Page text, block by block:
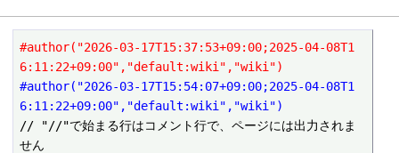
#author("2026-03-17T15:37:53+09:00;2025-04-08T1
6:11:22+09:00","default:wiki","wiki")
#author("2026-03-17T15:54:07+09:00;2025-04-08T1
6:11:22+09:00","default:wiki","wiki")
// "//"で始まる行はコメント行で、ページには出力されま
せん